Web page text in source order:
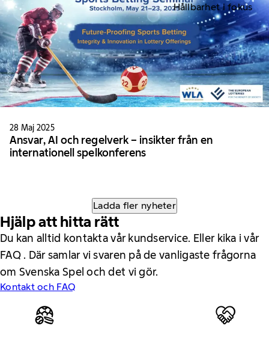
Hållbarhet i fokus
28 Maj 2025
Ansvar, AI och regelverk – insikter från en
internationell spelkonferens
Ladda fler nyheter
Hjälp att hitta rätt
Du kan alltid kontakta vår kundservice. Eller kika i vår
FAQ . Där samlar vi svaren på de vanligaste frågorna
om Svenska Spel och det vi gör.
Kontakt och FAQ